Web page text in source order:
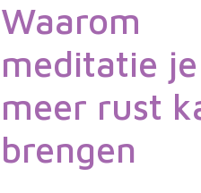
Waarom
meditatie je
meer rust
brengen